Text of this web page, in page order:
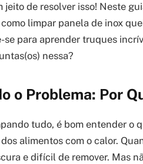
jeito de resolver isso! Neste
limpar panela de inox
se para aprender truques
nessa?
o Problema: Por
tudo, é bom entender o
alimentos com o calor.
e difícil de remover. Mas